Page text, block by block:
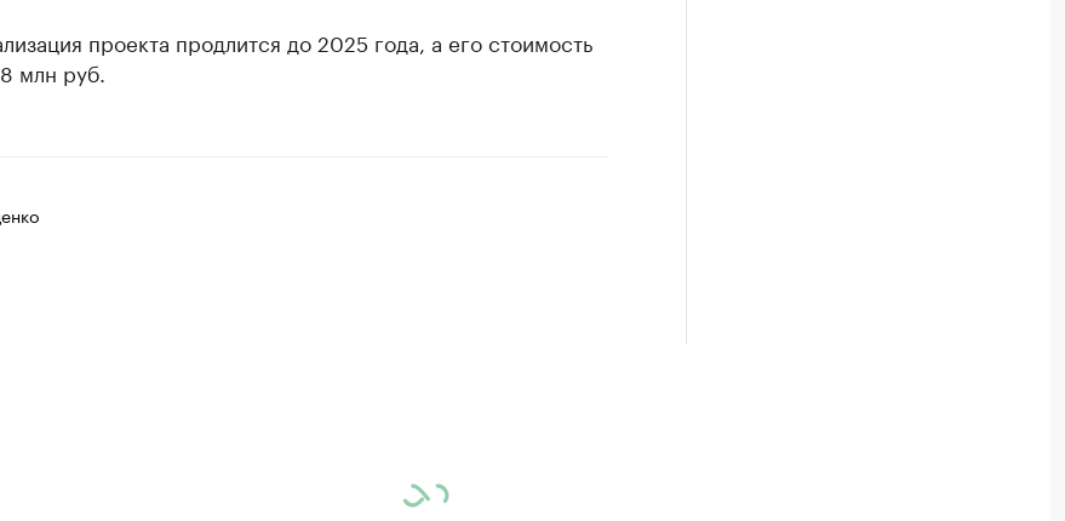
проекта продлится до 2025 года, а его стоимость
млн руб.